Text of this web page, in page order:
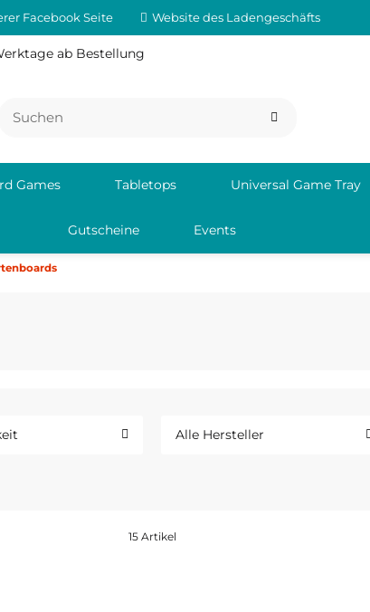
Facebook Seite Website des Ladengeschäfts
ab Bestellung
Games Tabletops Universal Game Tray
Gutscheine Events
Alle Hersteller
15 Artikel